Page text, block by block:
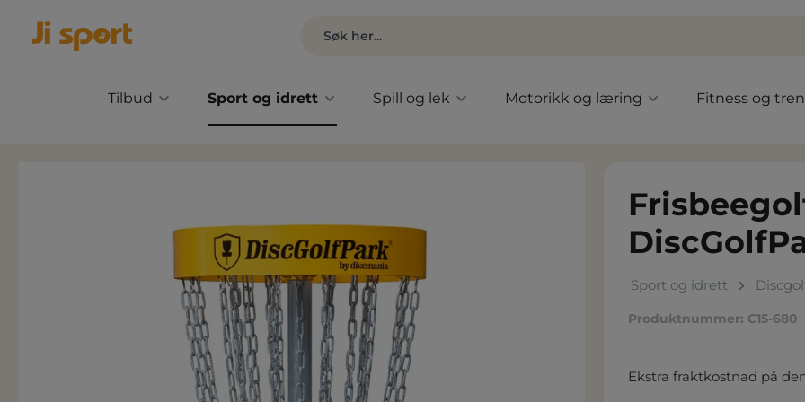
Tilbud Sport og idrett Spill og lek Motorikk og læring Fitness og
Sport og idrett
Produktnummer: C15-680
Ekstra fraktkostnad på